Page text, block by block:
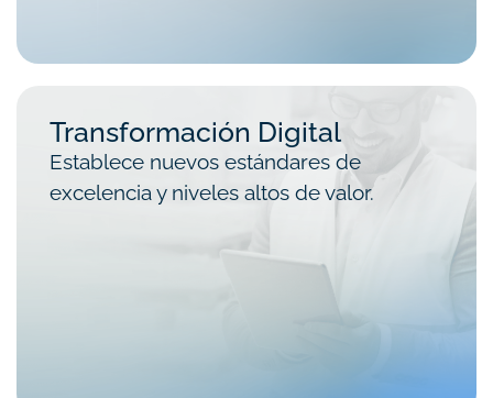
Transformación Digital
Establece nuevos estándares de
excelencia y niveles altos de valor.